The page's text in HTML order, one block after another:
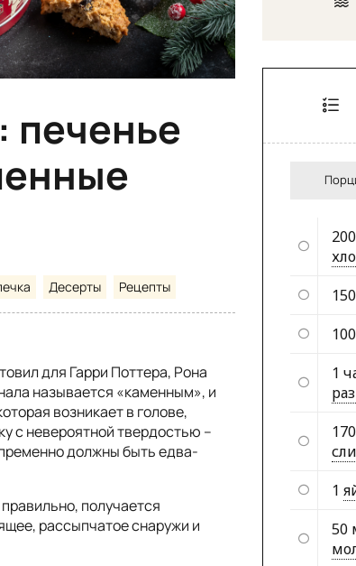
печенье
Десерты Рецепты
для Гарри Поттера, Рона
называется «каменным», и
возникает в голове,
с невероятной твердостью –
должны быть едва-
получается
рассыпчатое снаружи и
1
1
50